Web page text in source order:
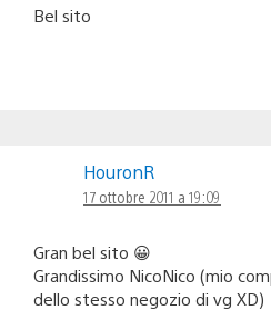
Bel sito
HouronR
17 ottobre 2011 a 19:09
Gran bel sito 😀
Grandissimo NicoNico (mio
dello stesso negozio di vg XD)